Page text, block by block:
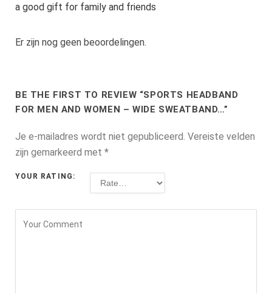
a good gift for family and friends
Er zijn nog geen beoordelingen.
BE THE FIRST TO REVIEW “SPORTS HEADBAND
FOR MEN AND WOMEN – WIDE SWEATBAND…”
Je e-mailadres wordt niet gepubliceerd. Vereiste velden
zijn gemarkeerd met *
YOUR RATING: